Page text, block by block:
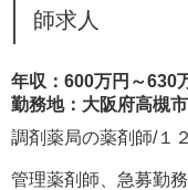
師求人
年収：600万円～630
勤務地：大阪府高槻市
調剤薬局の薬剤師/１
管理薬剤師、急募勤